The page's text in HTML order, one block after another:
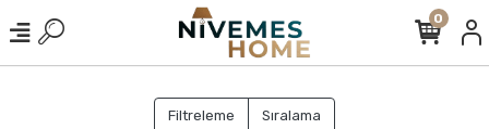
0
Filtreleme Sıralama